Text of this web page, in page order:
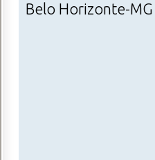
Belo Horizonte-